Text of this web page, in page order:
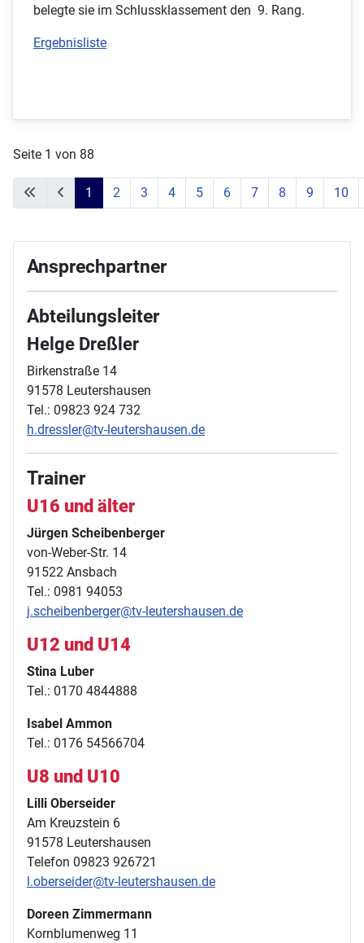
belegte sie im Schlussklassement den 9. Rang.
Ergebnisliste
Seite 1 von 88
1 2 3 4 5 6 7 8 9 10
Ansprechpartner
Abteilungsleiter
Helge Dreßler
Birkenstraße 14
91578 Leutershausen
Tel.: 09823 924 732
h.dressler@tv-leutershausen.de
Trainer
U16 und älter
Jürgen Scheibenberger
von-Weber-Str. 14
91522 Ansbach
Tel.: 0981 94053
j.scheibenberger@tv-leutershausen.de
U12 und U14
Stina Luber
Tel.: 0170 4844888
Isabel Ammon
Tel.: 0176 54566704
U8 und U10
Lilli Oberseider
Am Kreuzstein 6
91578 Leutershausen
Telefon 09823 926721
l.oberseider@tv-leutershausen.de
Doreen Zimmermann
Kornblumenweg 11